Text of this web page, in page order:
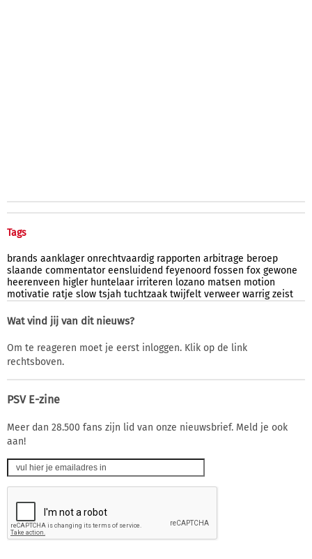
Tags
brands aanklager onrechtvaardig rapporten arbitrage beroep
slaande commentator eensluidend feyenoord fossen fox gewone
heerenveen higler huntelaar irriteren lozano matsen motion
motivatie ratje slow tsjah tuchtzaak twijfelt verweer warrig zeist
Wat vind jij van dit nieuws?
Om te reageren moet je eerst inloggen. Klik op de link
rechtsboven.
PSV E-zine
Meer dan 28.500 fans zijn lid van onze nieuwsbrief. Meld je ook
aan!